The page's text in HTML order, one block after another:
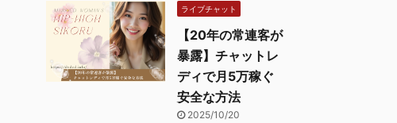
ライブチャット
【20年の常連客が
暴露】チャットレ
ディで月5万稼ぐ
安全な方法
2025/10/20